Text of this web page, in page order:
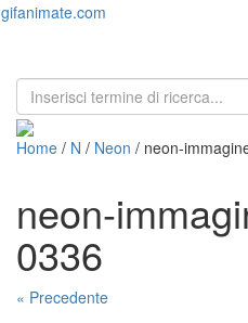
gifanimate.com
Home / N / Neon / neon-
neon-
0336
« Precedente